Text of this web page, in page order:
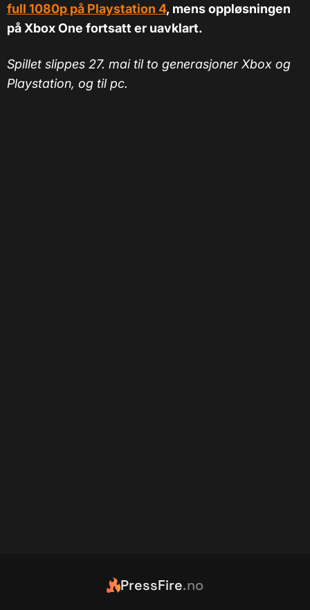
full 1080p på Playstation 4, mens oppløsningen
på Xbox One fortsatt er uavklart.
Spillet slippes 27. mai til to generasjoner Xbox og
Playstation, og til pc.
PressFire.no